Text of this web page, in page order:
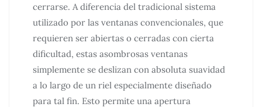
cerrarse. A diferencia del tradicional sistema
utilizado por las ventanas convencionales, que
requieren ser abiertas o cerradas con cierta
dificultad, estas asombrosas ventanas
simplemente se deslizan con absoluta suavidad
a lo largo de un riel especialmente diseñado
para tal fin. Esto permite una apertura